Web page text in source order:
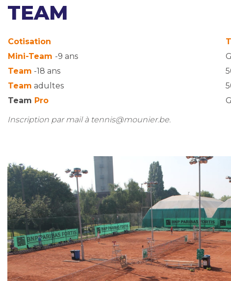
TEAM
Cotisation
Mini-Team -9 ans
Team -18 ans
Team adultes
Team Pro
Inscription par mail à tennis@mounier.be.